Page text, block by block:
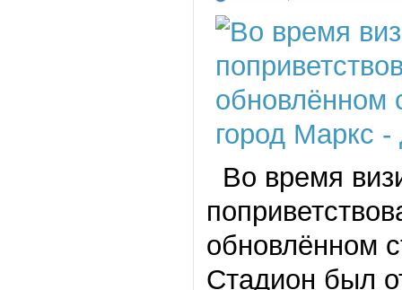
Во время
обновлённом
Стадион был